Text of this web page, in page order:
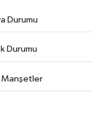
Durumu
Durumu
Manşetler